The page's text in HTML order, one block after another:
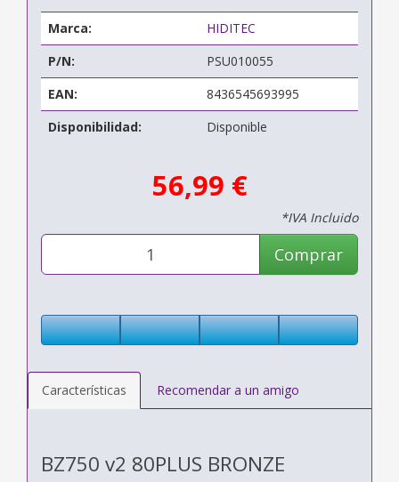
Marca:
HIDITEC
P/N:
PSU010055
EAN:
8436545693995
Disponibilidad:
Disponible
56,99 €
*IVA Incluido
Comprar
Características Recomendar a un amigo
BZ750 v2 80PLUS BRONZE